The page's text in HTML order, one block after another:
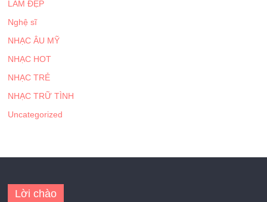
LÀM ĐẸP
Nghệ sĩ
NHẠC ÂU MỸ
NHẠC HOT
NHẠC TRẺ
NHẠC TRỮ TÌNH
Uncategorized
Lời chào